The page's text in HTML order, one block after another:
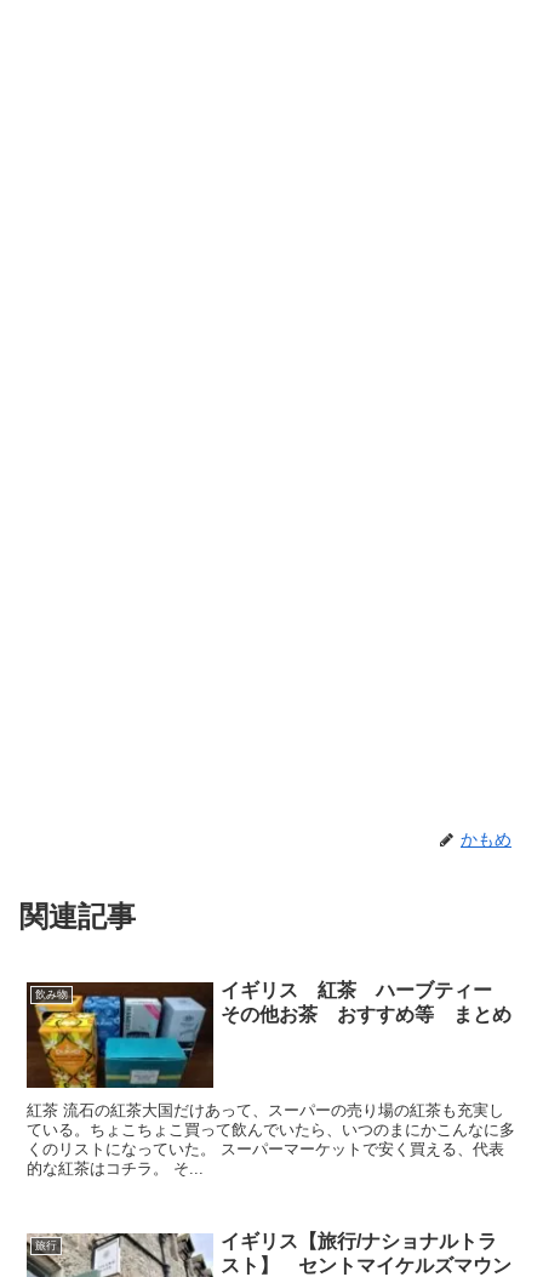
かもめ
関連記事
飲み物
イギリス 紅茶 ハーブティー
その他お茶 おすすめ等 まとめ
紅茶 流石の紅茶大国だけあって、スーパーの売り場の紅茶も充実し
ている。ちょこちょこ買って飲んでいたら、いつのまにかこんなに多
くのリストになっていた。 スーパーマーケットで安く買える、代表
的な紅茶はコチラ。 そ...
旅行
イギリス【旅行/ナショナルトラ
スト】 セントマイケルズマウン